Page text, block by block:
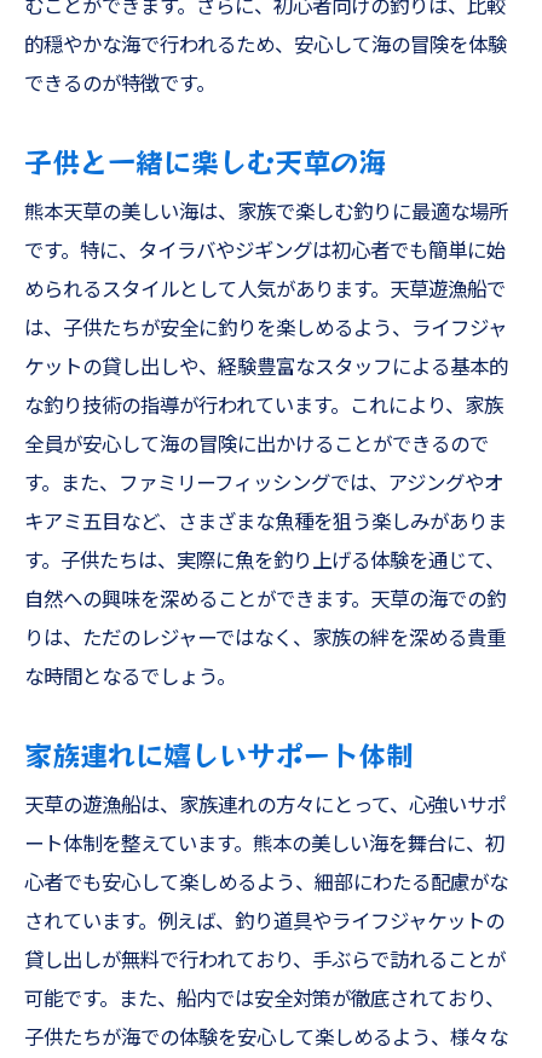
むことができます。さらに、初心者向けの釣りは、比較
的穏やかな海で行われるため、安心して海の冒険を体験
できるのが特徴です。
子供と一緒に楽しむ天草の海
熊本天草の美しい海は、家族で楽しむ釣りに最適な場所
です。特に、タイラバやジギングは初心者でも簡単に始
められるスタイルとして人気があります。天草遊漁船で
は、子供たちが安全に釣りを楽しめるよう、ライフジャ
ケットの貸し出しや、経験豊富なスタッフによる基本的
な釣り技術の指導が行われています。これにより、家族
全員が安心して海の冒険に出かけることができるので
す。また、ファミリーフィッシングでは、アジングやオ
キアミ五目など、さまざまな魚種を狙う楽しみがありま
す。子供たちは、実際に魚を釣り上げる体験を通じて、
自然への興味を深めることができます。天草の海での釣
りは、ただのレジャーではなく、家族の絆を深める貴重
な時間となるでしょう。
家族連れに嬉しいサポート体制
天草の遊漁船は、家族連れの方々にとって、心強いサポ
ート体制を整えています。熊本の美しい海を舞台に、初
心者でも安心して楽しめるよう、細部にわたる配慮がな
されています。例えば、釣り道具やライフジャケットの
貸し出しが無料で行われており、手ぶらで訪れることが
可能です。また、船内では安全対策が徹底されており、
子供たちが海での体験を安心して楽しめるよう、様々な